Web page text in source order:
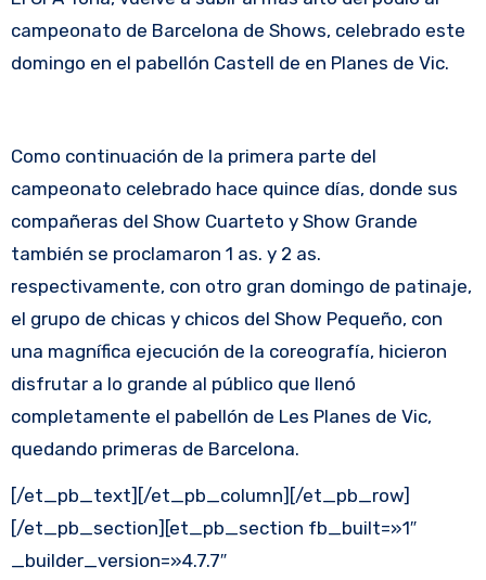
campeonato de Barcelona de Shows, celebrado este
domingo en el pabellón Castell de en Planes de Vic.
Como continuación de la primera parte del
campeonato celebrado hace quince días, donde sus
compañeras del Show Cuarteto y Show Grande
también se proclamaron 1 as. y 2 as.
respectivamente, con otro gran domingo de patinaje,
el grupo de chicas y chicos del Show Pequeño, con
una magnífica ejecución de la coreografía, hicieron
disfrutar a lo grande al público que llenó
completamente el pabellón de Les Planes de Vic,
quedando primeras de Barcelona.
[/et_pb_text][/et_pb_column][/et_pb_row]
[/et_pb_section][et_pb_section fb_built=»1″
_builder_version=»4.7.7″